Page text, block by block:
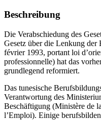
Beschreibung
Die Verabschiedung des
Gesetz über die Lenkung
février 1993, portant loi
professionnelle) hat das
grundlegend reformiert.
Das tunesische
Verantwortung des
Beschäftigung (Ministère de
l’Emploi). Einige